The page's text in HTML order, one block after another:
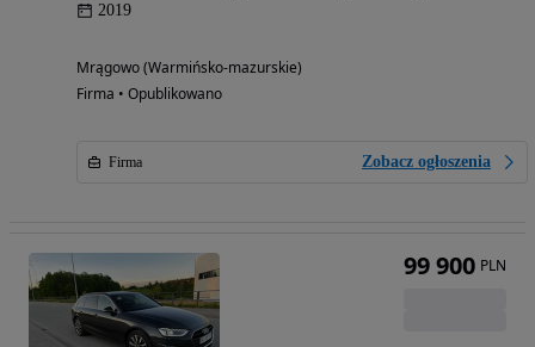
2019
Mrągowo (Warmińsko-mazurskie)
Firma • Opublikowano
Firma Zobacz ogłoszenia
99 900 PLN